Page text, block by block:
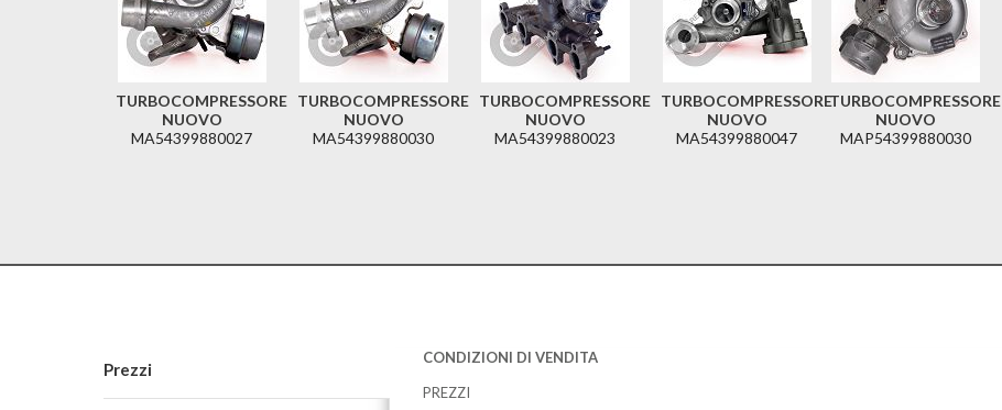
TURBOCOMPRESSORE
NUOVO
MA54399880027
TURBOCOMPRESSORE
NUOVO
MA54399880030
TURBOCOMPRESSORE
NUOVO
MA54399880023
TURBOCOMPRESSORE
NUOVO
MA54399880047
TURBOCOMPRESSORE
NUOVO
MAP54399880030
Prezzi
CONDIZIONI DI VENDITA
PREZZI